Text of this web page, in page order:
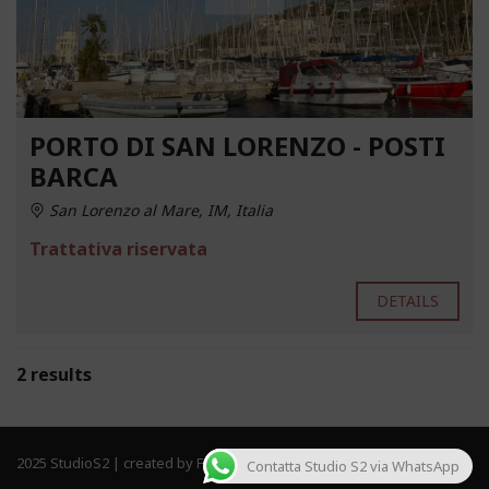
PORTO DI SAN LORENZO - POSTI
BARCA
San Lorenzo al Mare, IM, Italia
Trattativa riservata
DETAILS
2 results
2025 StudioS2 | created by Frau Solutions. All rights reserved.
Contatta Studio S2 via WhatsApp